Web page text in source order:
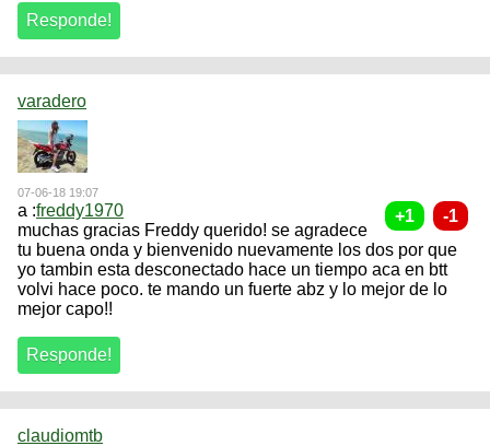
varadero
07-06-18 19:07
a :freddy1970
muchas gracias Freddy querido! se agradece
tu buena onda y bienvenido nuevamente los dos por que
yo tambin esta desconectado hace un tiempo aca en btt
volvi hace poco. te mando un fuerte abz y lo mejor de lo
mejor capo!!
claudiomtb